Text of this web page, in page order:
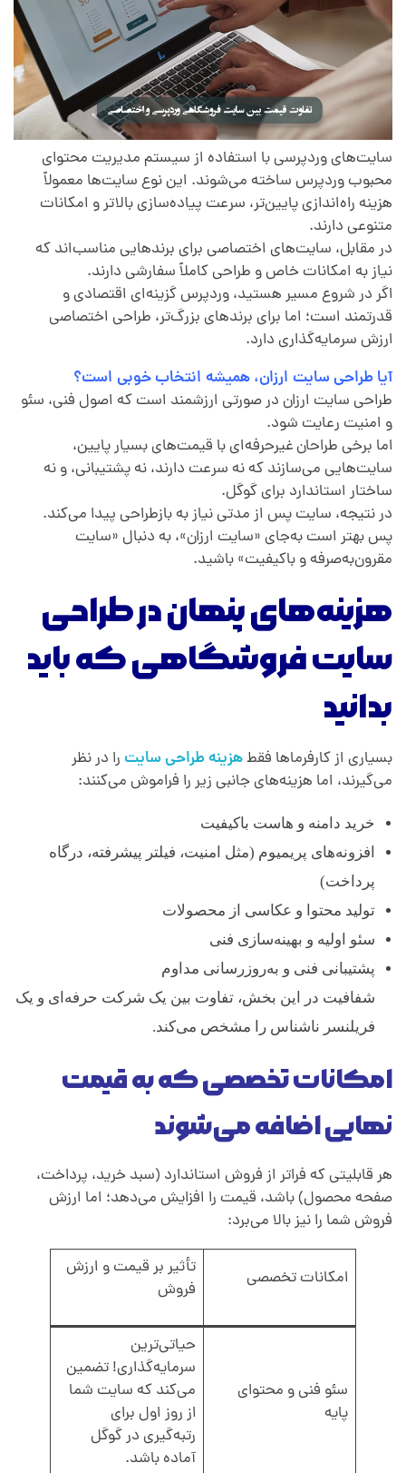
سایت‌های وردپرسی با استفاده از سیستم مدیریت محتوای
محبوب وردپرس ساخته می‌شوند. این نوع سایت‌ها معمولاً
هزینه راه‌اندازی پایین‌تر، سرعت پیاده‌سازی بالاتر و امکانات
متنوعی دارند.
در مقابل، سایت‌های اختصاصی برای برندهایی مناسب‌اند که
نیاز به امکانات خاص و طراحی کاملاً سفارشی دارند.
اگر در شروع مسیر هستید، وردپرس گزینه‌ای اقتصادی و
قدرتمند است؛ اما برای برندهای بزرگ‌تر، طراحی اختصاصی
ارزش سرمایه‌گذاری دارد.
آیا طراحی سایت ارزان، همیشه انتخاب خوبی است؟
طراحی سایت ارزان در صورتی ارزشمند است که اصول فنی، سئو
و امنیت رعایت شود.
اما برخی طراحان غیرحرفه‌ای با قیمت‌های بسیار پایین،
سایت‌هایی می‌سازند که نه سرعت دارند، نه پشتیبانی، و نه
ساختار استاندارد برای گوگل.
در نتیجه، سایت پس از مدتی نیاز به بازطراحی پیدا می‌کند.
پس بهتر است به‌جای «سایت ارزان»، به دنبال «سایت
مقرون‌به‌صرفه و باکیفیت» باشید.
هزینه‌های پنهان در طراحی
سایت فروشگاهی که باید
بدانید
بسیاری از کارفرماها فقطهزینه طراحی سایترا در نظر
می‌گیرند، اما هزینه‌های جانبی زیر را فراموش می‌کنند:
خرید دامنه و هاست باکیفیت
افزونه‌های پریمیوم (مثل امنیت، فیلتر پیشرفته، درگاه
پرداخت)
تولید محتوا و عکاسی از محصولات
سئو اولیه و بهینه‌سازی فنی
پشتیبانی فنی و به‌روزرسانی مداوم
شفافیت در این بخش، تفاوت بین یک شرکت حرفه‌ای و یک
فریلنسر ناشناس را مشخص می‌کند.
امکانات تخصصی که به قیمت
نهایی اضافه می‌شوند
هر قابلیتی که فراتر از فروش استاندارد (سبد خرید، پرداخت،
صفحه محصول) باشد، قیمت را افزایش می‌دهد؛ اما ارزش
فروش شما را نیز بالا می‌برد:
امکانات تخصصی
تأثیر بر قیمت و ارزش
فروش
سئو فنی و محتوای
پایه
حیاتی‌ترین
سرمایه‌گذاری! تضمین
می‌کند که سایت شما
از روز اول برای
رتبه‌گیری در گوگل
آماده باشد.